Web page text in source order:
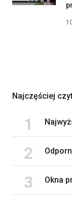
Najczęściej
Okna